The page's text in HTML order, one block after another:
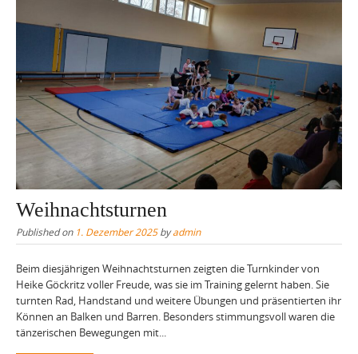
Weihnachtsturnen
Published on 1. Dezember 2025byadmin
Beim diesjährigen Weihnachtsturnen zeigten die Turnkinder von
Heike Göckritz voller Freude, was sie im Training gelernt haben. Sie
turnten Rad, Handstand und weitere Übungen und präsentierten ihr
Können an Balken und Barren. Besonders stimmungsvoll waren die
tänzerischen Bewegungen mit...